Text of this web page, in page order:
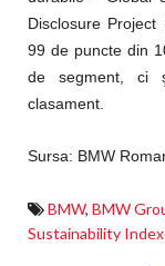
Disclosure
99 de puncte din
de segment, ci
clasament.
Sursa: BMW
BMW, BMW
Sustainability